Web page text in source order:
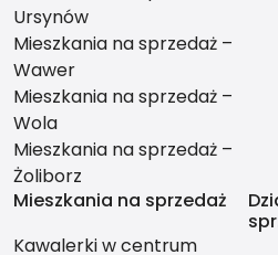
Ursynów
Mieszkania na sprzedaż –
Wawer
Mieszkania na sprzedaż –
Wola
Mieszkania na sprzedaż –
Żoliborz
Mieszkania na sprzedaż
Kawalerki w centrum